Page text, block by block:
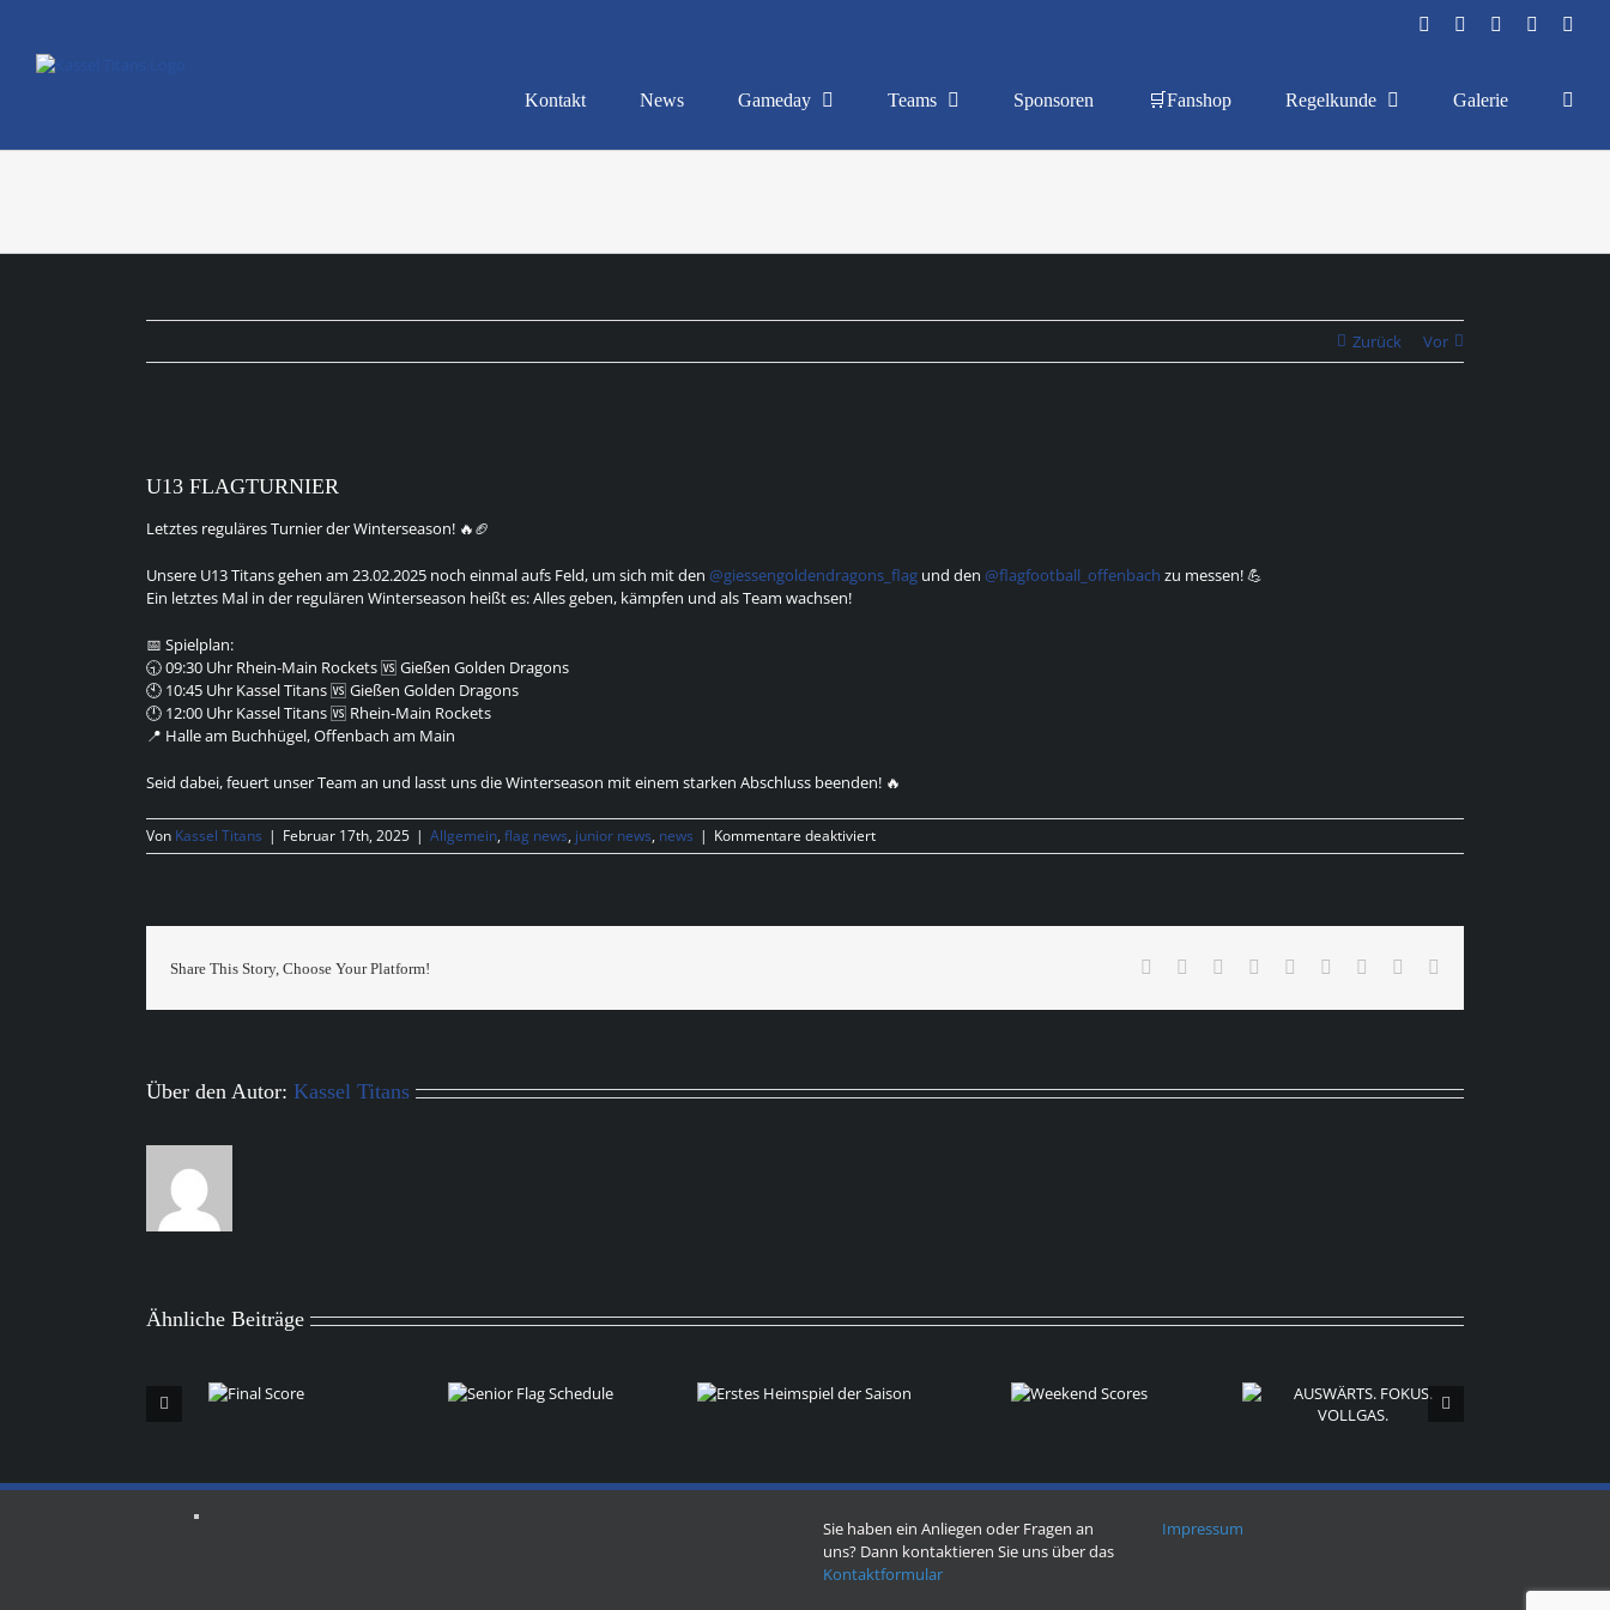
springen
FacebookInstagramYouTube
Flickr
Kontakt News Gameday Teams Sponsoren 🛒Fanshop Regelkunde Galerie
Zurück Vor
Bild
U13 FLAGTURNIER
Letztes reguläres Turnier der Winterseason! 🔥🏈
Unsere U13 Titans gehen am 23.02.2025 noch einmal aufs Feld, um sich mit den @giessengoldendragons_flag und den @flagfootball_offenbach zu messen! 💪
Ein letztes Mal in der regulären Winterseason heißt es: Alles geben, kämpfen und als Team wachsen!
📅 Spielplan:
🕤 09:30 Uhr Rhein-Main Rockets 🆚 Gießen Golden Dragons
🕙 10:45 Uhr Kassel Titans 🆚 Gießen Golden Dragons
🕛 12:00 Uhr Kassel Titans 🆚 Rhein-Main Rockets
📍 Halle am Buchhügel, Offenbach am Main
Seid dabei, feuert unser Team an und lasst uns die Winterseason mit einem starken Abschluss beenden! 🔥
Von Kassel Titans | Februar 17th, 2025 | Allgemein, flag news, junior news, news | Kommentare deaktiviertfür
U13
Share This Story, Choose Your Platform! Facebook Reddit LinkedInWhatsApp
TumblrPinterest
Über den Autor: Kassel Titans
Ähnliche Beiträge
Erstes Heimspiel der
Sie haben ein Anliegen oder Fragen an
uns? Dann kontaktieren Sie uns über das
Kontaktformular
Impressum